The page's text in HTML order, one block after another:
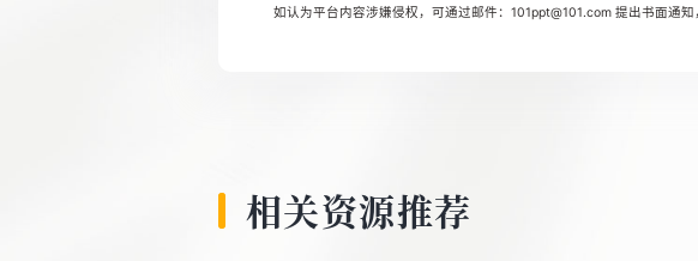
如认为平台内容涉嫌侵权，可通过邮件：101ppt@101.com 提出书面通知
相关资源推荐